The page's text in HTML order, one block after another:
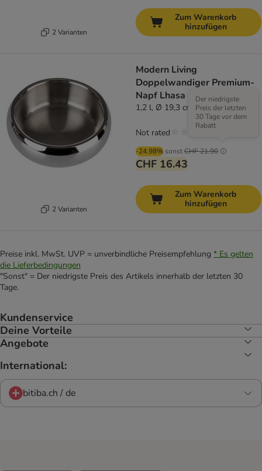
2 Varianten
Zum Warenkorb
hinzufügen
2 Varianten
Modern Living
Doppelwandiger Premium-
Napf Lhasa
1,2 l, Ø 19,3 cm
-24.98% sonstCHF 21.90
Der niedrigste
Preis der letzten
30 Tage vor dem
Rabatt
CHF 16.43
Not rated
Zum Warenkorb
hinzufügen
Preise inkl. MwSt. UVP = unverbindliche Preisempfehlung * Es gelten
die Lieferbedingungen
"Sonst" = Der niedrigste Preis des Artikels innerhalb der letzten 30
Tage.
Kundenservice
Deine Vorteile
Angebote
International:
bitiba.ch / de